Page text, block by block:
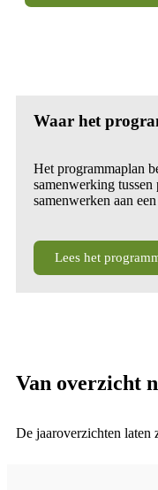
Waar het
Het programmaplan
samenwerking
samenwerken aan
Lees het
Van overzicht
De jaaroverzichten laten